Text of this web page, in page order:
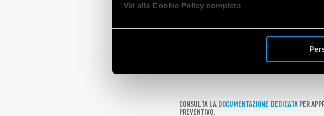
Vai alla Cookie Policy completa
dimmerabile: 300 W alogeno, 150 W LED;
Tipo 15.21.8.230.0200→ dimmer a taglio di fase
Tipo 15.71.8.230.B20x